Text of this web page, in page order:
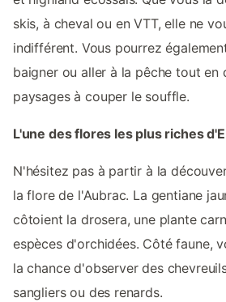
skis, à cheval ou en VTT, elle ne
indifférent. Vous pourrez
baigner ou aller à la pêche tout en
paysages à couper le souffle.
L'une des flores les plus riches
N'hésitez pas à partir à la
la flore de l'Aubrac. La gentiane
côtoient la drosera, une plante
espèces d'orchidées. Côté faune,
la chance d'observer des
sangliers ou des renards.